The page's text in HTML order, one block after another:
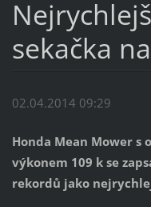
sekačka
02.04.2014 09:29
Honda Mean Mower s
výkonem 109 k se
rekordů jako